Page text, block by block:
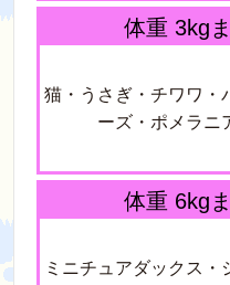
体重 3kg
猫・うさぎ・チワワ・
ーズ・ポメラニ
体重 6kg
ミニチュアダックス